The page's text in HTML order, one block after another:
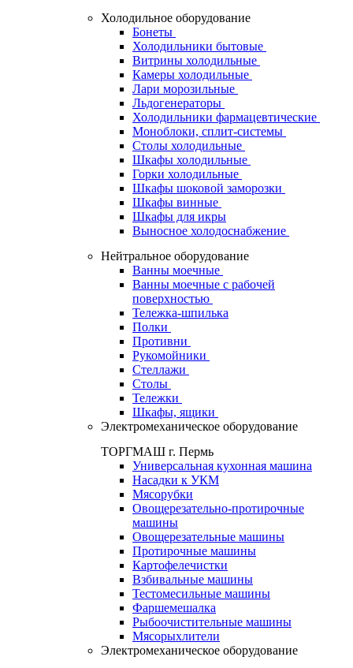
Холодильное оборудование
Бонеты
Холодильники бытовые
Витрины холодильные
Камеры холодильные
Лари морозильные
Льдогенераторы
Холодильники фармацевтические
Моноблоки, сплит-системы
Столы холодильные
Шкафы холодильные
Горки холодильные
Шкафы шоковой заморозки
Шкафы винные
Шкафы для икры
Выносное холодоснабжение
Нейтральное оборудование
Ванны моечные
Ванны моечные с рабочей
поверхностью
Тележка-шпилька
Полки
Противни
Рукомойники
Стеллажи
Столы
Тележки
Шкафы, ящики
Электромеханическое оборудование
ТОРГМАШ г. Пермь
Универсальная кухонная машина
Насадки к УКМ
Мясорубки
Овощерезательно-протирочные
машины
Овощерезательные машины
Протирочные машины
Картофелечистки
Взбивальные машины
Тестомесильные машины
Фаршемешалка
Рыбоочистительные машины
Мясорыхлители
Электромеханическое оборудование